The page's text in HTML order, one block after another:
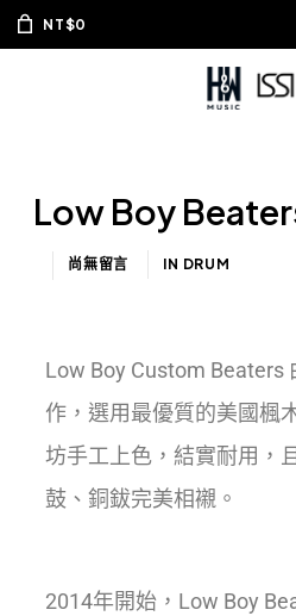
NT$0
Low Boy
尚無留言 IN DRUM
Low Boy Custom Beaters
作，選用最優質的美國楓
坊手工上色，結實耐用，
鼓、銅鈸完美相襯。
2014年開始，Low Boy